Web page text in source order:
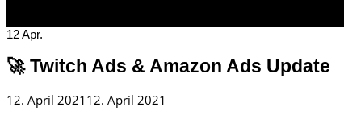
12Apr.
🚀 Twitch Ads & Amazon Ads Update
Posted
12. April 2021 12. April 2021